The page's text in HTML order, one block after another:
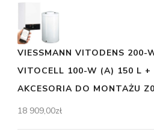
VIESSMANN VITODENS 200-
VITOCELL 100-W (A) 150 L +
AKCESORIA DO MONTAŻU
18 909,00zł